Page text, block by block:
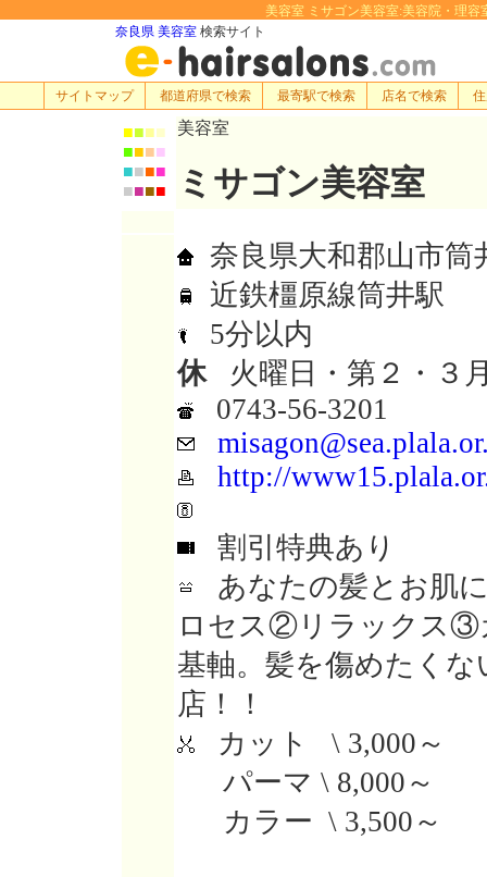
美容室 ミサゴン美容室:美容院・理容
奈良県 美容室 検索サイト
サイトマップ 都道府県で検索 最寄駅で検索 店名で検索
■■■■
■■■■
■■■■
■■■■
美容室
ミサゴン美容室
奈良県大和郡山市筒
近鉄橿原線筒井駅
5分以内
休火曜日・第２・３
0743-56-3201
http://
割引特典あり
あなたの髪とお肌
ロセス②リラックス③
基軸。髪を傷めたく
店！！
カット \ 3,000～
パーマ \ 8,000～
カラー \ 3,500～